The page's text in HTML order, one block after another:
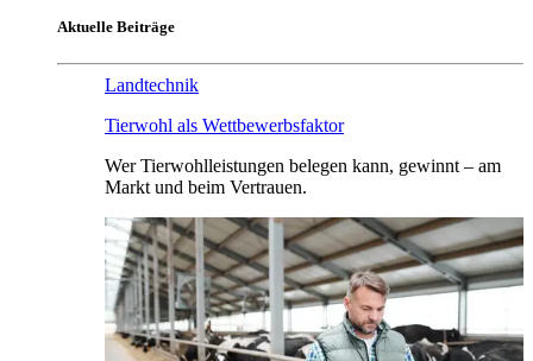
Aktuelle Beiträge
Landtechnik
Tierwohl als Wettbewerbsfaktor
Wer Tierwohlleistungen belegen kann, gewinnt – am
Markt und beim Vertrauen.